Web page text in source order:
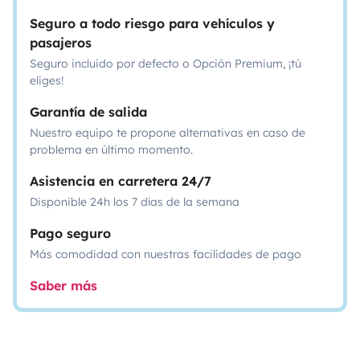
Seguro a todo riesgo para vehículos y
pasajeros
Seguro incluido por defecto o Opción Premium, ¡tú
eliges!
Garantía de salida
Nuestro equipo te propone alternativas en caso de
problema en último momento.
Asistencia en carretera 24/7
Disponible 24h los 7 días de la semana
Pago seguro
Más comodidad con nuestras facilidades de pago
Saber más